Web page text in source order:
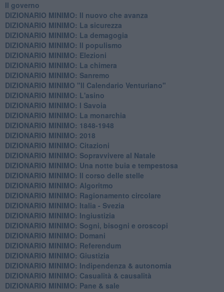
Il governo
DIZIONARIO MINIMO: Il nuovo che avanza
DIZIONARIO MINIMO: La sicurezza
DIZIONARIO MINIMO: La demagogia
DIZIONARIO MINIMO: Il populismo
DIZIONARIO MINIMO: Elezioni
DIZIONARIO MINIMO: La chimera
DIZIONARIO MINIMO: Sanremo
DIZIONARIO MINIMO "Il Calendario Venturiano"
DIZIONARIO MINIMO: L'asino
DIZIONARIO MINIMO: I Savoia
DIZIONARIO MINIMO: La monarchia
DIZIONARIO MINIMO: 1848-1948
DIZIONARIO MINIMO: 2018
DIZIONARIO MINIMO: Citazioni
DIZIONARIO MINIMO: ​Sopravvivere al Natale
DIZIONARIO MINIMO: ​Una notte buia e tempestosa
DIZIONARIO MINIMO: Il corso delle stelle
DIZIONARIO MINIMO: Algoritmo
DIZIONARIO MINIMO: Ragionamento circolare
DIZIONARIO MINIMO: Italia - Svezia
DIZIONARIO MINIMO: ​Ingiustizia
DIZIONARIO MINIMO: ​Sogni, bisogni e oroscopi
DIZIONARIO MINIMO: Domani
DIZIONARIO MINIMO: Referendum
DIZIONARIO MINIMO: Giustizia
DIZIONARIO MINIMO: ​Indipendenza & autonomia
DIZIONARIO MINIMO: ​Casualità & causalità
​DIZIONARIO MINIMO: Pane & sale